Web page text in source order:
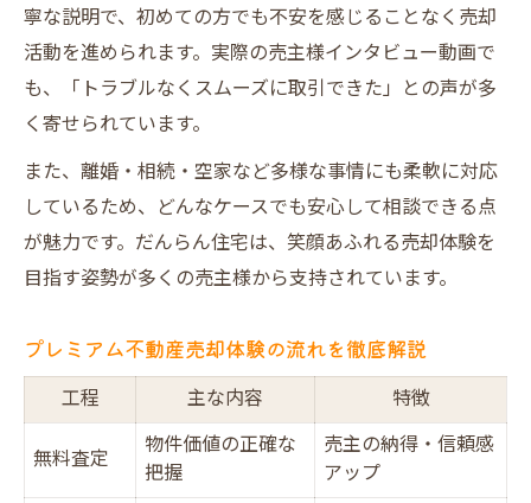
寧な説明で、初めての方でも不安を感じることなく売却
活動を進められます。実際の売主様インタビュー動画で
も、「トラブルなくスムーズに取引できた」との声が多
く寄せられています。
また、離婚・相続・空家など多様な事情にも柔軟に対応
しているため、どんなケースでも安心して相談できる点
が魅力です。だんらん住宅は、笑顔あふれる売却体験を
目指す姿勢が多くの売主様から支持されています。
プレミアム不動産売却体験の流れを徹底解説
工程 主な内容
特徴
無料査定
物件価値の正確な
把握
売主の納得・信頼感
アップ